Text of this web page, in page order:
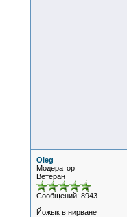
Oleg
Модератор
Ветеран
Сообщений: 8943
Йожык в нирване